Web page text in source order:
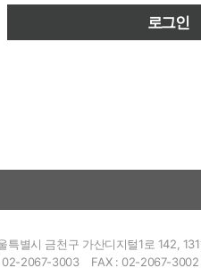
특별시 금천구 가산디지털1로 142,
02-2067-3003 FAX : 02-2067-3002